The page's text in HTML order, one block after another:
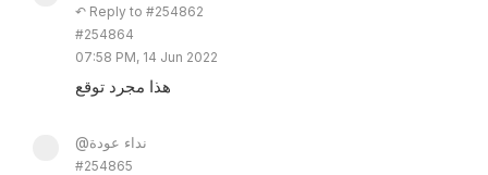
↶ Reply to #254862
#254864
07:58 PM, 14 Jun 2022
هذا مجرد توقع
@نداء عودة
#254865